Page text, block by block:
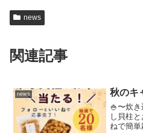
news
関連記事
news 秋のキ
🍚〜炊
し貝柱
ねで簡